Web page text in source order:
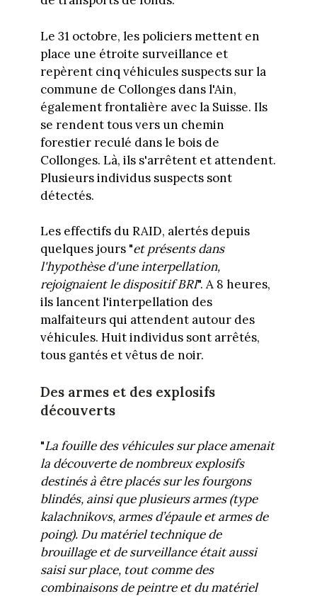
Le 31 octobre, les policiers mettent en
place une étroite surveillance et
repèrent cinq véhicules suspects sur la
commune de Collonges dans l'Ain,
également frontalière avec la Suisse. Ils
se rendent tous vers un chemin
forestier reculé dans le bois de
Collonges. Là, ils s'arrêtent et attendent.
Plusieurs individus suspects sont
détectés.
Les effectifs du RAID, alertés depuis
quelques jours "et présents dans
l'hypothèse d'une interpellation,
rejoignaient le dispositif BRI". A 8 heures,
ils lancent l'interpellation des
malfaiteurs qui attendent autour des
véhicules. Huit individus sont arrêtés,
tous gantés et vêtus de noir.
Des armes et des explosifs
découverts
"La fouille des véhicules sur place amenait
la découverte de nombreux explosifs
destinés à être placés sur les fourgons
blindés, ainsi que plusieurs armes (type
kalachnikovs, armes d’épaule et armes de
poing). Du matériel technique de
brouillage et de surveillance était aussi
saisi sur place, tout comme des
combinaisons de peintre et du matériel